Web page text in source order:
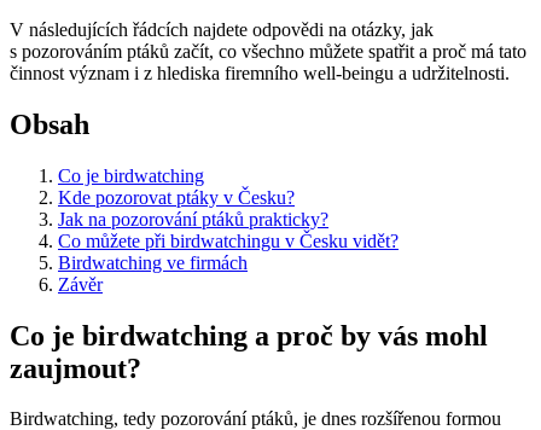
V následujících řádcích najdete odpovědi na otázky, jak
s pozorováním ptáků začít, co všechno můžete spatřit a proč má tato
činnost význam i z hlediska firemního well-beingu a udržitelnosti.
Obsah
Co je birdwatching
Kde pozorovat ptáky v Česku?
Jak na pozorování ptáků prakticky?
Co můžete při birdwatchingu v Česku vidět?
Birdwatching ve firmách
Závěr
Co je birdwatching a proč by vás mohl
zaujmout?
Birdwatching, tedy pozorování ptáků, je dnes rozšířenou formou